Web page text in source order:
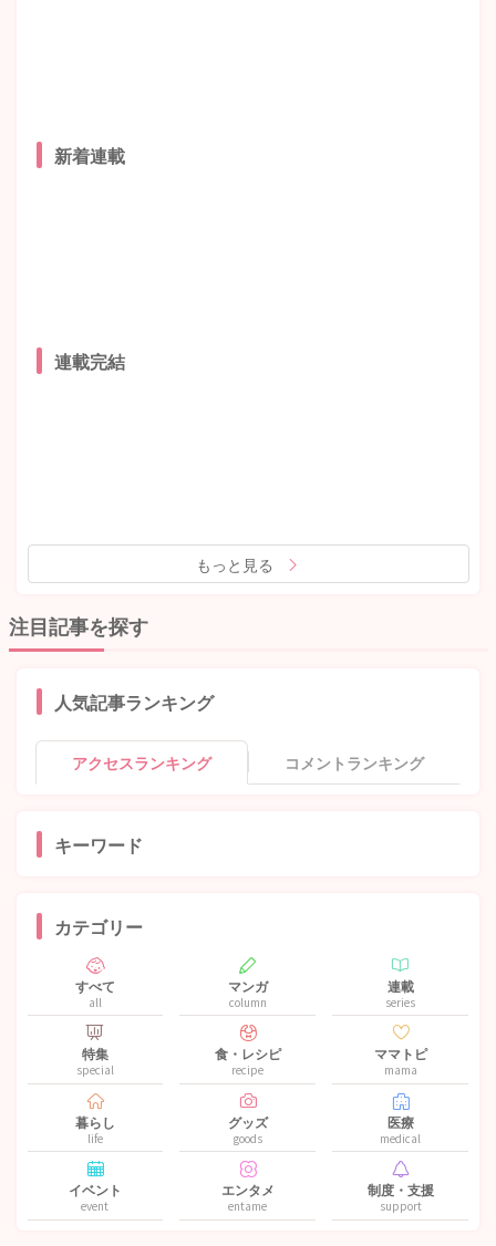
新着連載
連載完結
もっと見る
注目記事を探す
人気記事ランキング
アクセスランキング コメントランキング
キーワード
カテゴリー
すべて
all
マンガ
column
連載
series
特集
special
食・レシピ
recipe
ママトピ
mama
暮らし
life
グッズ
goods
医療
medical
イベント
event
エンタメ
entame
制度・支援
support